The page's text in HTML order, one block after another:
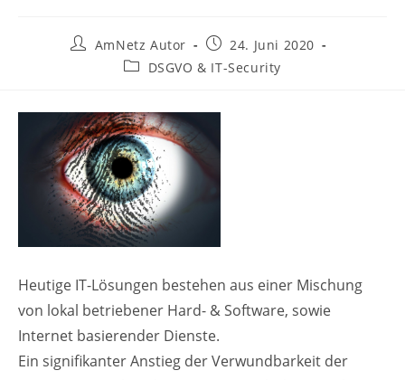
Beitrags-
AmNetz Autor
Beitrag
veröffentlicht:
24. Juni 2020
Beitrags-
DSGVO & IT-Security
Heutige IT-Lösungen bestehen aus einer Mischung
von lokal betriebener Hard- & Software, sowie
Internet basierender Dienste.
Ein signifikanter Anstieg der Verwundbarkeit der